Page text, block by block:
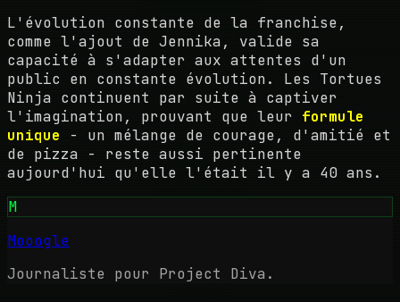
L'évolution constante de la franchise,
comme l'ajout de Jennika, valide sa
capacité à s'adapter aux attentes d'un
public en constante évolution. Les Tortues
Ninja continuent par suite à captiver
l'imagination, prouvant que leur formule
unique - un mélange de courage, d'amitié et
de pizza - reste aussi pertinente
aujourd'hui qu'elle l'était il y a 40 ans.
M
Mooogle
Journaliste pour Project Diva.